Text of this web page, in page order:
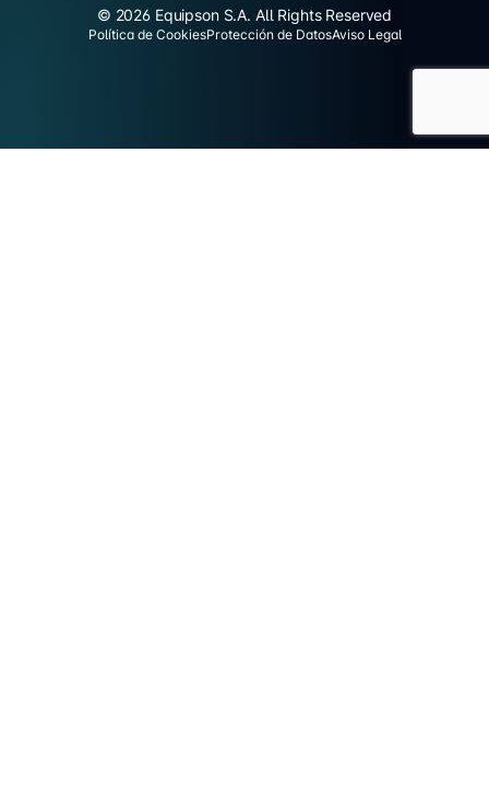
© 2026 Equipson S.A. All Rights Reserved
Política de CookiesProtección de DatosAviso Legal